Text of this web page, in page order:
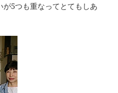
5つも重なってとてもしあ